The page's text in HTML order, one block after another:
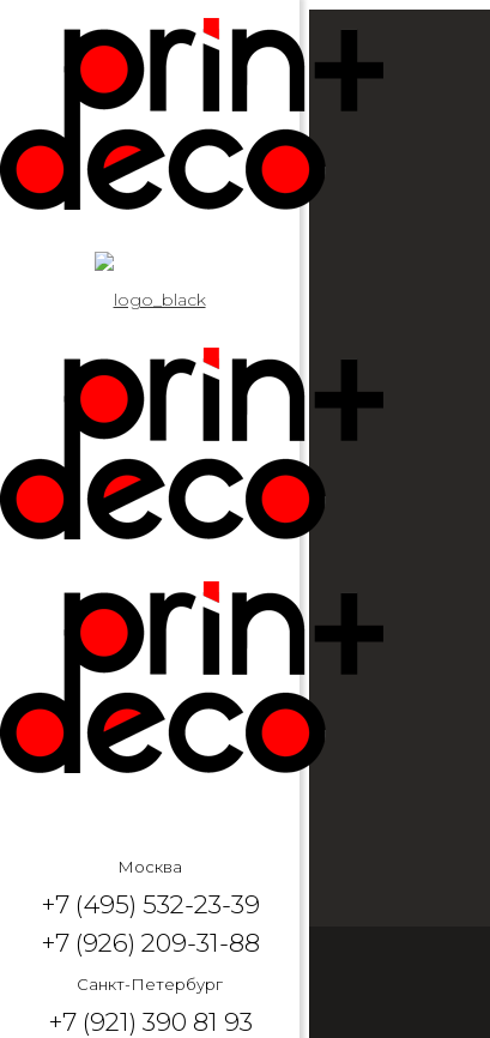
Москва
+7 (495) 532-23-39
+7 (926) 209-31-88
Санкт-Петербург
+7 (921) 390 81 93